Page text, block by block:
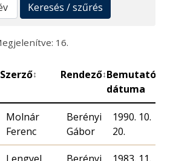
Keresés / szűrés
16.
Szerző↕ Rendező↕Bemutató
dátuma
Molnár
Ferenc
Berényi
Gábor
1990. 10.
20.